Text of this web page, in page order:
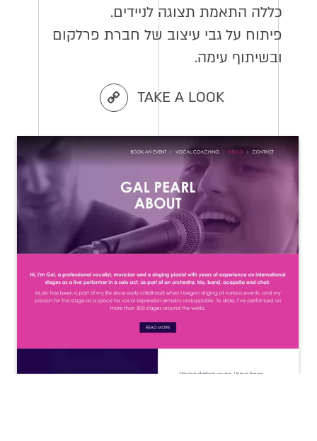
כללה התאמת תצוגה לניידים.
פיתוח על גבי עיצוב של חברת פרלקום
ובשיתוף עימה.
TAKE A LOOK